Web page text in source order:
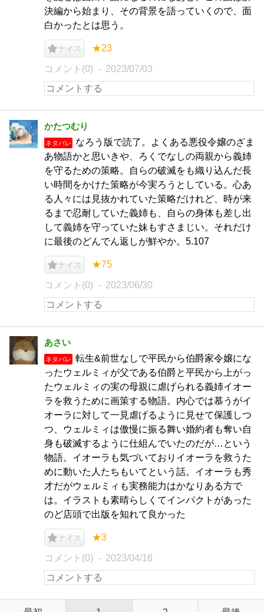
決編から始まり、その背景を語っていくので、面
白かったとは思う。
ナイス ★23
コメント(0) 2023/07/03
かたつむり
ネタバレ
なろう版で読了。よくある悪役令嬢のざま
あ物語かと思いきや、ろくでなしの両親から義姉
を守るための策略。自らの破滅をも織り込んだ長
い時間をかけた策略が今実ろうとしている。心あ
る人々には見抜かれていた策略だけれど、時が来
るまで忍耐していた義姉も、自らの身体も差し出
して義姉を守っていた妹もすさまじい。それだけ
に最後のどんでん返しが鮮やか。5.107
ナイス ★75
コメント(0) 2023/06/30
あさい
ネタバレ
転生&前世なしで平民から伯爵家令嬢にな
ったウェルミィが父である伯爵と平民から上がっ
たウェルミィの実の母親に虐げられる義姉イオー
ラを救うために画策する物語。内心では慕うがイ
オーラに対して一見虐げるように見せて保護しつ
つ、ウェルミィは傲慢に振る舞い婚約者も奪い自
身も破滅するように仕組んでいたのだが…という
物語。イオーラも気づいておりイオーラを救うた
めに動いた人たちもいてという話。イオーラも秀
才だがウェルミィも実務能力はかなりある方で
は。イラストも素晴らしくてインパクトがあった
のど店頭で出版を知れて良かった
ナイス ★3
コメント(0) 2023/04/16